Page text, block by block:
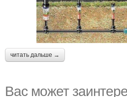
читать дальше →
Вас может